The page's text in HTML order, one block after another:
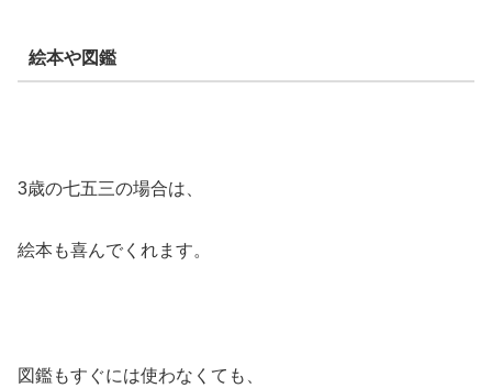
絵本や図鑑
3歳の七五三の場合は、
絵本も喜んでくれます。
図鑑もすぐには使わなくても、